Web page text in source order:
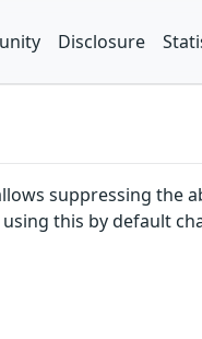
Disclosure
suppressing the
using this by default